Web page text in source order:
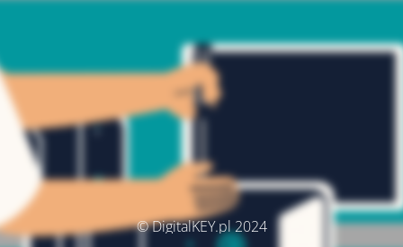
© DigitalKEY.pl 2024